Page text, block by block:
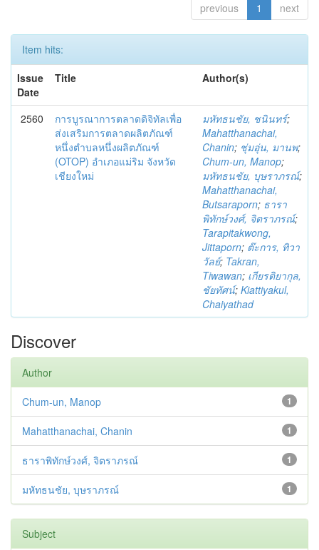
previous 1 next
Item hits:
Issue
Date
Title Author(s)
2560
การบูรณาการตลาดดิจิทัลเพื่อ
ส่งเสริมการตลาดผลิตภัณฑ์
หนึ่งตำบลหนึ่งผลิตภัณฑ์
(OTOP) อำเภอแม่ริม จังหวัด
เชียงใหม่
มหัทธนชัย, ชนินทร์;
Mahatthanachai,
Chanin; ชุ่มอุ่น, มานพ;
Chum-un, Manop;
มหัทธนชัย, บุษราภรณ์;
Mahatthanachai,
Butsaraporn; ธารา
พิทักษ์วงศ์, จิตราภรณ์;
Tarapitakwong,
Jittaporn; ต๊ะการ, ทิวา
วัลย์; Takran,
Tiwawan; เกียรติยากุล,
ชัยทัศน์; Kiattiyakul,
Chaiyathad
Discover
Author
1
Chum-un, Manop
1
Mahatthanachai, Chanin
1
ธาราพิทักษ์วงศ์, จิตราภรณ์
1
มหัทธนชัย, บุษราภรณ์
Subject